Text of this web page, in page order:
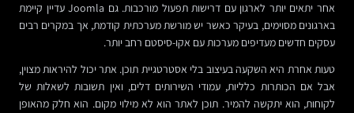
אחר יתאים יותר לארגון עם דרישות תפעול מורכבות. גם Joomla עדיין קיימת
בארגונים מסוימים, בעיקר כאשר יש מורשת מערכתית קודמת, אך במקרים רבים
עסקים חדשים מעדיפים מערכות עם אקו-סיסטם רחב יותר.
טעות אחרת היא השקעה בעיצוב בלי אסטרטגיית תוכן. אתר יכול להיראות מצוין,
אבל אם הכותרות כלליות, עמודי השירותים דלים, ואין תשובות לשאלות של
לקוחות, הוא יתקשה להמיר. תוכן לאתר הוא לא מילוי מקום. הוא חלק מהאופן